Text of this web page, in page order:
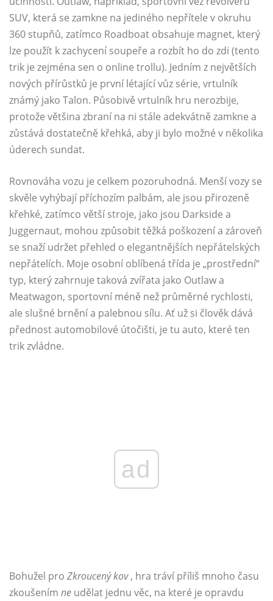
SUV, která se zamkne na jediného nepřítele v okruhu
360 stupňů, zatímco Roadboat obsahuje magnet, který
lze použít k zachycení soupeře a rozbít ho do zdi (tento
trik je zejména sen o online trollu). Jedním z největších
nových přírůstků je první létající vůz série, vrtulník
známý jako Talon. Působivě vrtulník hru nerozbije,
protože většina zbraní na ni stále adekvátně zamkne a
zůstává dostatečně křehká, aby ji bylo možné v několika
úderech sundat.
Rovnováha vozu je celkem pozoruhodná. Menší vozy se
skvěle vyhýbají příchozím palbám, ale jsou přirozeně
křehké, zatímco větší stroje, jako jsou Darkside a
Juggernaut, mohou způsobit těžká poškození a zároveň
se snaží udržet přehled o elegantnějších nepřátelských
nepřátelích. Moje osobní oblíbená třída je „prostřední“
typ, který zahrnuje taková zvířata jako Outlaw a
Meatwagon, sportovní méně než průměrné rychlosti,
ale slušné brnění a palebnou sílu. Ať už si člověk dává
přednost automobilové útočišti, je tu auto, které ten
trik zvládne.
ad
Bohužel pro Zkroucený kov, hra tráví příliš mnoho času
zkoušením ne udělat jednu věc, na které je opravdu